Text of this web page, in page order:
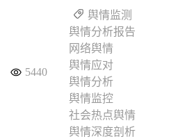
5440
舆情监测
舆情分析报告
网络舆情
舆情应对
舆情分析
舆情监控
社会热点舆情
舆情深度剖析